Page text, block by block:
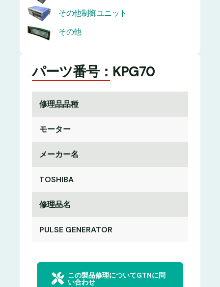
その他制御ユニット
その他
パーツ番号：KPG70
修理品品種
モーター
メーカー名
TOSHIBA
修理品名
PULSE GENERATOR
この製品修理についてGTNに問
い合わせ